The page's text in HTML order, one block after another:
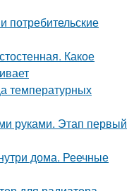
потребительские
Какое
температурных
руками. Этап первый
дома. Реечные